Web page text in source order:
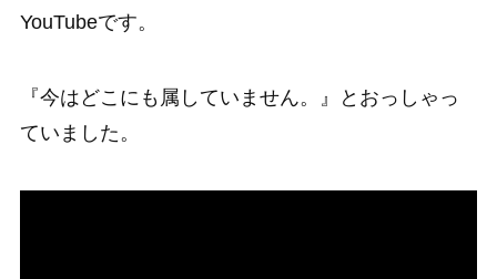
YouTubeです。
『今はどこにも属していません。』とおっしゃっ
ていました。